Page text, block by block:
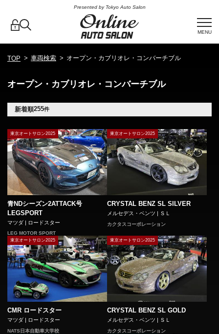
Presented by Tokyo Auto Salon
MENU
TOP 車両検索 オープン・カブリオレ・コンバーチブル
オープン・カブリオレ・コンバーチブル
新着順255件
東京オートサロン2025
青NDシーズン2ATTACK号
LEGSPORT
マツダ | ロードスター
LEG MOTOR SPORT
東京オートサロン2025
CRYSTAL BENZ SL SILVER
メルセデス・ベンツ | ＳＬ
カクタスコーポレーション
東京オートサロン2025
CMR ロードスター
マツダ | ロードスター
NATS日本自動車大学校
東京オートサロン2025
CRYSTAL BENZ SL GOLD
メルセデス・ベンツ | ＳＬ
カクタスコーポレーション